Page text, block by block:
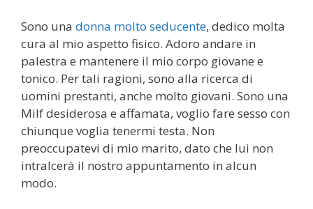
Sono una donna molto seducente, dedico molta
cura al mio aspetto fisico. Adoro andare in
palestra e mantenere il mio corpo giovane e
tonico. Per tali ragioni, sono alla ricerca di
uomini prestanti, anche molto giovani. Sono una
Milf desiderosa e affamata, voglio fare sesso con
chiunque voglia tenermi testa. Non
preoccupatevi di mio marito, dato che lui non
intralcerà il nostro appuntamento in alcun
modo.